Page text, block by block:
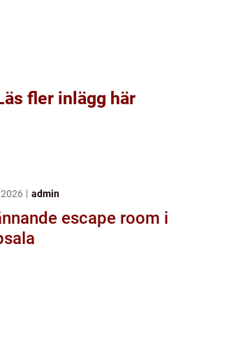
fler inlägg här
admin
escape room i